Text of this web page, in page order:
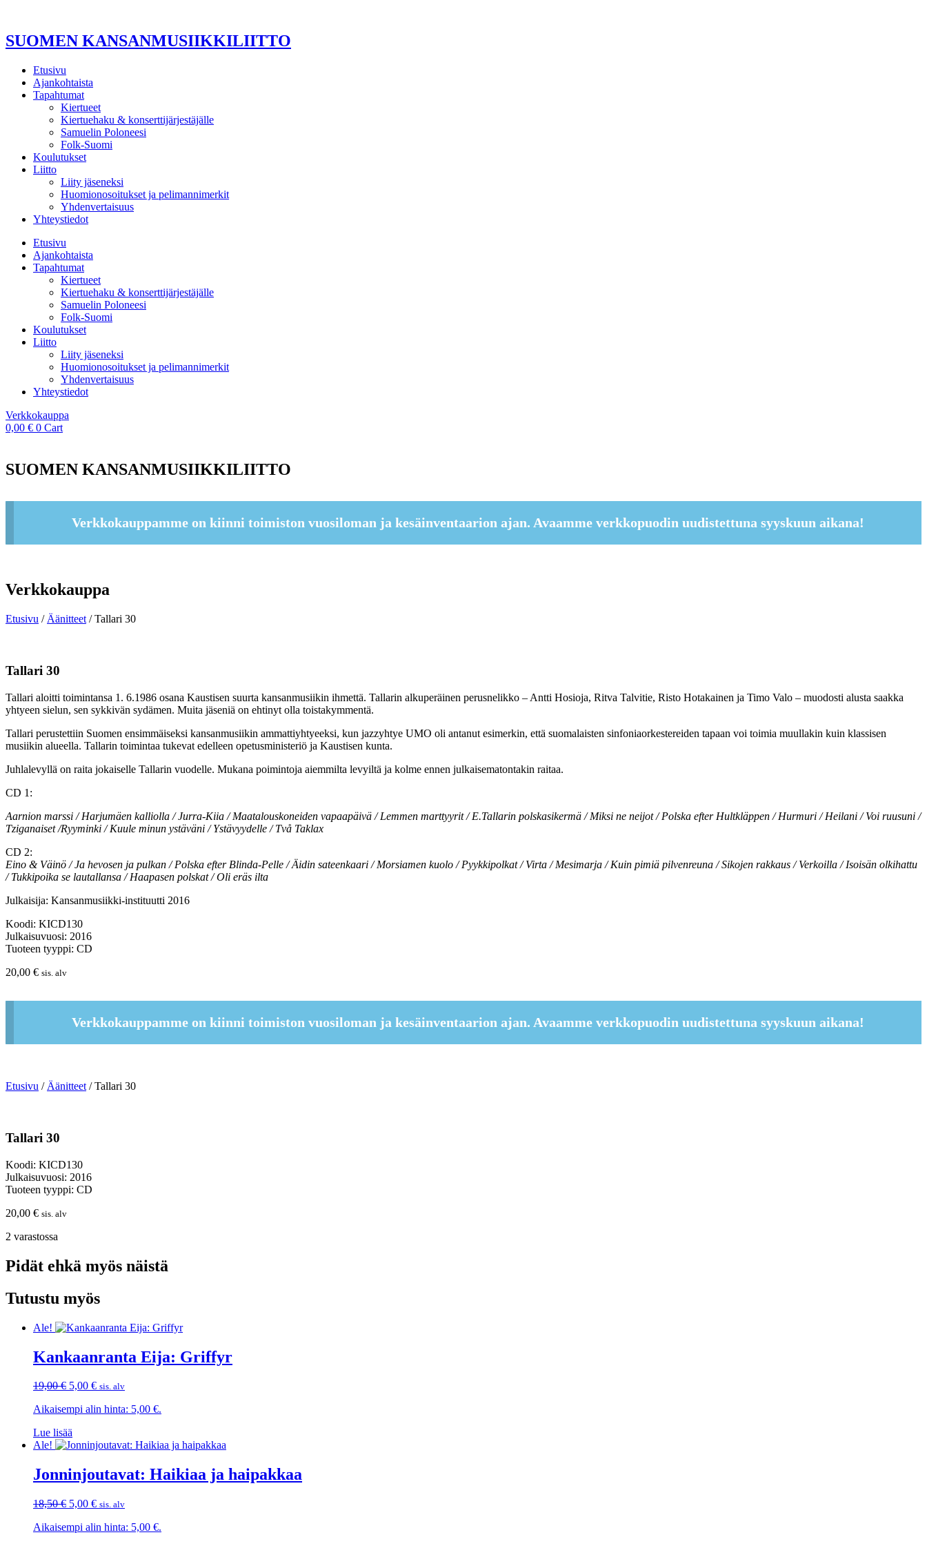
SUOMEN KANSANMUSIIKKILIITTO
Etusivu
Ajankohtaista
Tapahtumat
Kiertueet
Kiertuehaku & konserttijärjestäjälle
Samuelin Poloneesi
Folk-Suomi
Koulutukset
Liitto
Liity jäseneksi
Huomionosoitukset ja pelimannimerkit
Yhdenvertaisuus
Yhteystiedot
Etusivu
Ajankohtaista
Tapahtumat
Kiertueet
Kiertuehaku & konserttijärjestäjälle
Samuelin Poloneesi
Folk-Suomi
Koulutukset
Liitto
Liity jäseneksi
Huomionosoitukset ja pelimannimerkit
Yhdenvertaisuus
Yhteystiedot
Verkkokauppa
0,00 € 0 Cart
SUOMEN KANSANMUSIIKKILIITTO
Verkkokauppamme on kiinni toimiston vuosiloman ja kesäinventaarion ajan. Avaamme verkkopuodin uudistettuna syyskuun aikana!
Verkkokauppa
Etusivu / Äänitteet / Tallari 30
Tallari 30
Tallari aloitti toimintansa 1. 6.1986 osana Kaustisen suurta kansanmusiikin ihmettä. Tallarin alkuperäinen perusnelikko – Antti Hosioja, Ritva Talvitie, Risto Hotakainen ja Timo Valo – muodosti alusta saakka
yhtyeen sielun, sen sykkivän sydämen. Muita jäseniä on ehtinyt olla toistakymmentä.
Tallari perustettiin Suomen ensimmäiseksi kansanmusiikin ammattiyhtyeeksi, kun jazzyhtye UMO oli antanut esimerkin, että suomalaisten sinfoniaorkestereiden tapaan voi toimia muullakin kuin klassisen
musiikin alueella. Tallarin toimintaa tukevat edelleen opetusministeriö ja Kaustisen kunta.
Juhlalevyllä on raita jokaiselle Tallarin vuodelle. Mukana poimintoja aiemmilta levyiltä ja kolme ennen julkaisematontakin raitaa.
CD 1:
Aarnion marssi / Harjumäen kalliolla / Jurra-Kiia / Maatalouskoneiden vapaapäivä / Lemmen marttyyrit / E.Tallarin polskasikermä / Miksi ne neijot / Polska efter Hultkläppen / Hurmuri / Heilani / Voi ruusuni /
Tziganaiset /Ryyminki / Kuule minun ystäväni / Ystävyydelle / Två Taklax
CD 2:
Eino & Väinö / Ja hevosen ja pulkan / Polska efter Blinda-Pelle / Äidin sateenkaari / Morsiamen kuolo / Pyykkipolkat / Virta / Mesimarja / Kuin pimiä pilvenreuna / Sikojen rakkaus / Verkoilla / Isoisän olkihattu
/ Tukkipoika se lautallansa / Haapasen polskat / Oli eräs ilta
Julkaisija: Kansanmusiikki-instituutti 2016
Koodi: KICD130
Julkaisuvuosi: 2016
Tuoteen tyyppi: CD
20,00 € sis. alv
Verkkokauppamme on kiinni toimiston vuosiloman ja kesäinventaarion ajan. Avaamme verkkopuodin uudistettuna syyskuun aikana!
Etusivu /Äänitteet/ Tallari 30
Tallari 30
Koodi: KICD130
Julkaisuvuosi: 2016
Tuoteen tyyppi: CD
20,00 € sis. alv
2 varastossa
Pidät ehkä myös näistä
Tutustu myös
Ale!
Kankaanranta Eija: Griffyr
19,00€ Alkuperäinen
oli:
5,00 €Nykyinen
on:
sis. alv
Aikaisempi alin hinta: 5,00 €.
Lue lisää
Ale!
Jonninjoutavat: Haikiaa ja haipakkaa
18,50€ Alkuperäinen
oli:
5,00 €Nykyinen
on:
sis. alv
Aikaisempi alin hinta: 5,00 €.